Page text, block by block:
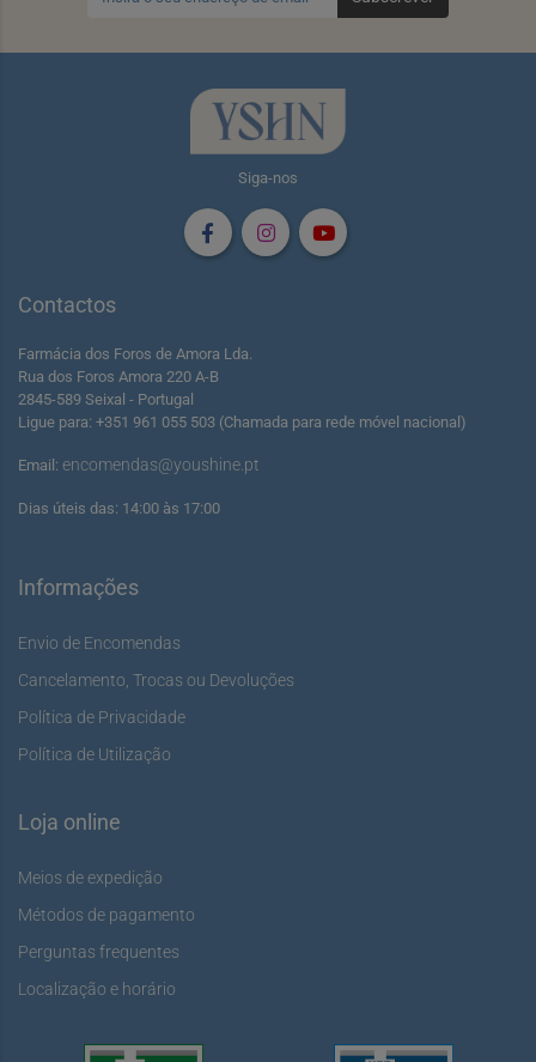
Siga-nos
Contactos
Farmácia dos Foros de Amora Lda.
Rua dos Foros Amora 220 A-B
2845-589 Seixal - Portugal
Ligue para: +351 961 055 503 (Chamada para rede móvel nacional)
Email: encomendas@youshine.pt
Dias úteis das: 14:00 às 17:00
Informações
Envio de Encomendas
Cancelamento, Trocas ou Devoluções
Política de Privacidade
Política de Utilização
Loja online
Meios de expedição
Métodos de pagamento
Perguntas frequentes
Localização e horário